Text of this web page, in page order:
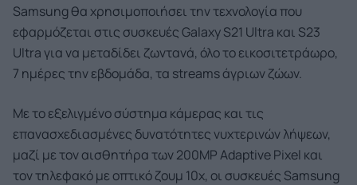
Samsung θα χρησιμοποιήσει την τεχνολογία που
εφαρμόζεται στις συσκευές Galaxy S21 Ultra και S23
Ultra για να μεταδίδει ζωντανά, όλο το εικοσιτετράωρο,
7 ημέρες την εβδομάδα, τα streams άγριων ζώων.
Με το εξελιγμένο σύστημα κάμερας και τις
επανασχεδιασμένες δυνατότητες νυχτερινών λήψεων,
μαζί με τον αισθητήρα των 200MP Adaptive Pixel και
τον τηλεφακό με οπτικό ζουμ 10x, οι συσκευές Samsung